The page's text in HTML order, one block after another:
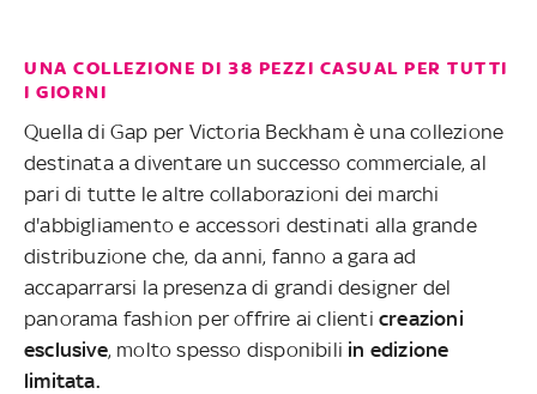
UNA COLLEZIONE DI 38 PEZZI CASUAL PER TUTTI
I GIORNI
Quella di Gap per Victoria Beckham è una collezione
destinata a diventare un successo commerciale, al
pari di tutte le altre collaborazioni dei marchi
d'abbigliamento e accessori destinati alla grande
distribuzione che, da anni, fanno a gara ad
accaparrarsi la presenza di grandi designer del
panorama fashion per offrire ai clienti creazioni
esclusive, molto spesso disponibili in edizione
limitata.